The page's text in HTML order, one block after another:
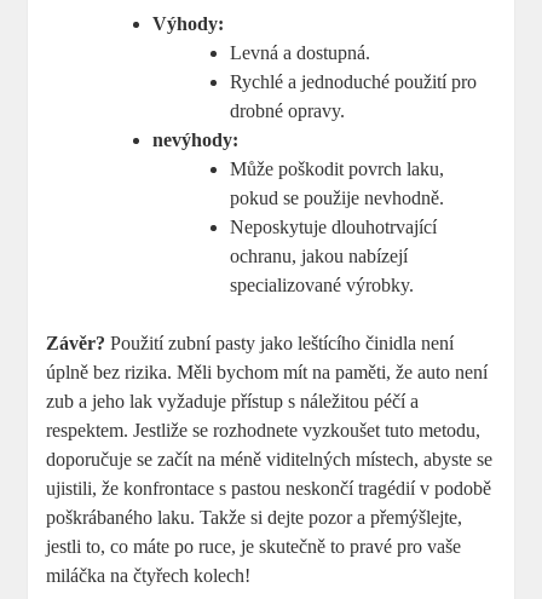
Výhody:
Levná a dostupná.
Rychlé a jednoduché použití pro
drobné opravy.
nevýhody:
Může poškodit povrch laku,
pokud se použije nevhodně.
Neposkytuje dlouhotrvající
ochranu, jakou nabízejí
specializované výrobky.
Závěr? Použití zubní pasty jako leštícího činidla není
úplně bez rizika. Měli bychom mít na paměti, že auto není
zub a jeho lak vyžaduje přístup s náležitou péčí a
respektem. Jestliže se rozhodnete vyzkoušet tuto metodu,
doporučuje se začít na méně viditelných místech, abyste se
ujistili, že konfrontace s pastou neskončí tragédií v podobě
poškrábaného laku. Takže si dejte pozor a přemýšlejte,
jestli to, co máte po ruce, je skutečně to pravé pro vaše
miláčka na čtyřech kolech!